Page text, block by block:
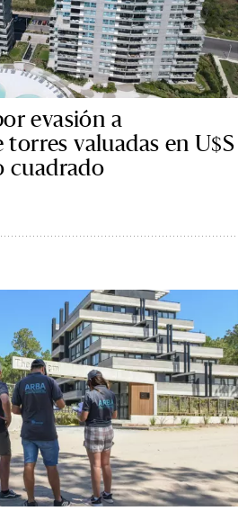
evasión a
valuadas en U$S
cuadrado